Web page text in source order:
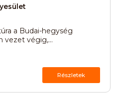
a Budai-hegység
vezet végig,...
Részletek